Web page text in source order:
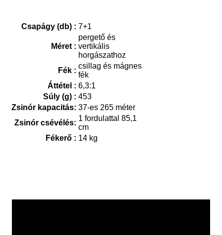
Csapágy (db) : 7+1
Méret :
pergető és
vertikális
horgászathoz
Fék :
csillag és mágnes
fék
Áttétel : 6,3:1
Súly (g) : 453
Zsinór kapacitás: 37-es 265 méter
Zsinór csévélés:
1 fordulattal 85,1
cm
Fékerő : 14 kg